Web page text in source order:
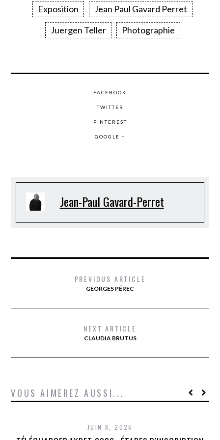
Exposition
Jean Paul Gavard Perret
Juergen Teller
Photographie
FACEBOOK
TWITTER
PINTEREST
GOOGLE +
Jean-Paul Gavard-Perret
PREVIOUS ARTICLE
GEORGES PÉREC
NEXT ARTICLE
CLAUDIA BRUTUS
VOUS AIMEREZ AUSSI...
JUIN 8, 2026